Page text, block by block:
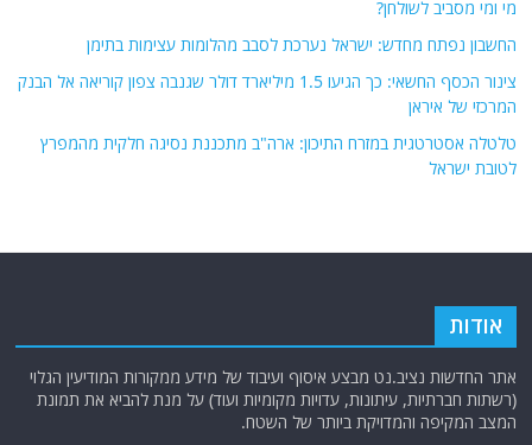
טלטלה אסטרטגית במזרח התיכון: ארה"ב מתכננת נסיגה חלקית מהמפרץ
לטובת ישראל
ביצירות הכלולות בכתבות. אם זיהית יצירה שאתה בעל הזכויות בה ואתה מעוניין
להסירה מהכתבה, אנא פנה אלינו למייל